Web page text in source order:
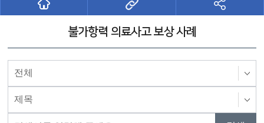
불가항력 의료사고 보상 사례